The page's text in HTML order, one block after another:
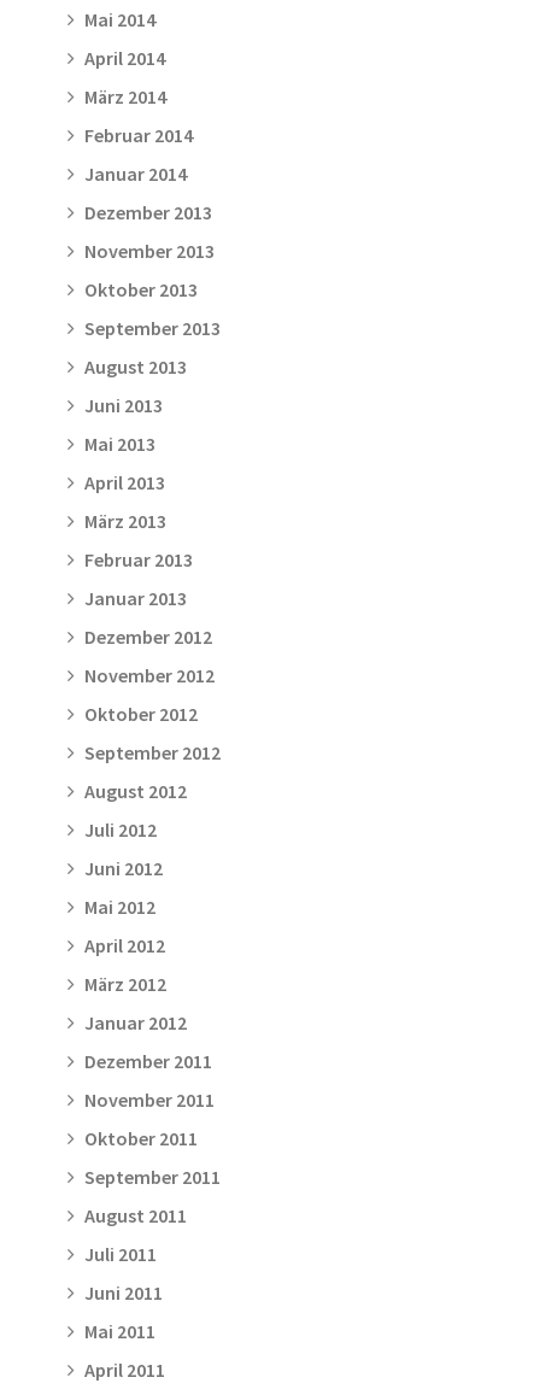
Mai 2014
April 2014
März 2014
Februar 2014
Januar 2014
Dezember 2013
November 2013
Oktober 2013
September 2013
August 2013
Juni 2013
Mai 2013
April 2013
März 2013
Februar 2013
Januar 2013
Dezember 2012
November 2012
Oktober 2012
September 2012
August 2012
Juli 2012
Juni 2012
Mai 2012
April 2012
März 2012
Januar 2012
Dezember 2011
November 2011
Oktober 2011
September 2011
August 2011
Juli 2011
Juni 2011
Mai 2011
April 2011